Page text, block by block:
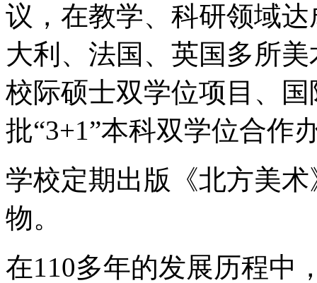
议，在教学、科研领域
大利、法国、英国多所
校际硕士双学位项目、
批“3+1”本科双学位合作
学校定期出版《北方美
物。
在110多年的发展历程中